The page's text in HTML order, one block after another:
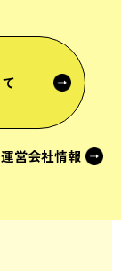
運営会社情報